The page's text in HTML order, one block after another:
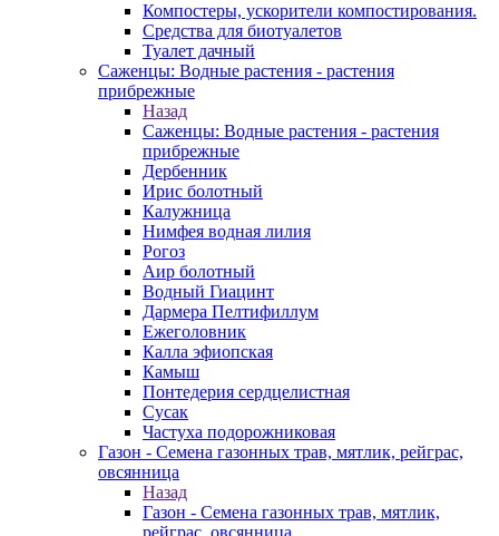
Компостеры, ускорители компостирования.
Средства для биотуалетов
Туалет дачный
Саженцы: Водные растения - растения
прибрежные
Назад
Саженцы: Водные растения - растения
прибрежные
Дербенник
Ирис болотный
Калужница
Нимфея водная лилия
Рогоз
Аир болотный
Водный Гиацинт
Дармера Пелтифиллум
Ежеголовник
Калла эфиопская
Камыш
Понтедерия сердцелистная
Сусак
Частуха подорожниковая
Газон - Семена газонных трав, мятлик, рейграс,
овсянница
Назад
Газон - Семена газонных трав, мятлик,
рейграс, овсянница